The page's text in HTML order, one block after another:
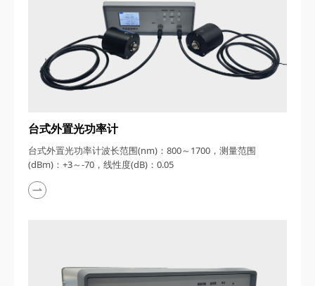
台式外置光功率计
台式外置光功率计波长范围(nm)：800～1700，测量范围
(dBm)：+3～-70，线性度(dB)：0.05